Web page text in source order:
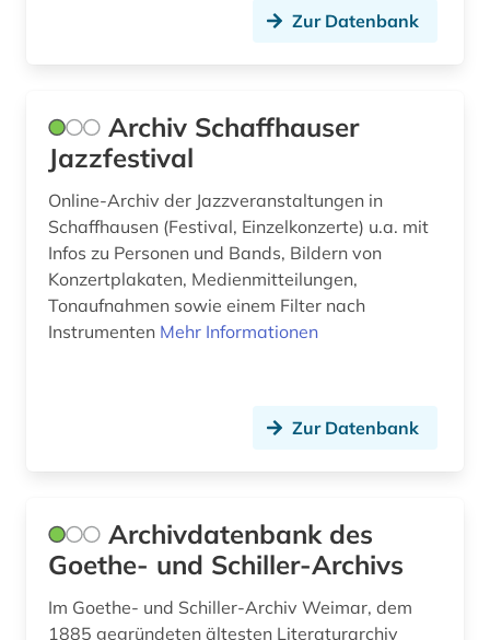
gesellschaft der musikfreunde in wien (1)
graphik (1)
gregorianischer gesang (2)
griechenland (1)
großbritannien (8)
handschrift (1)
harmonie (musik) (1)
Zur Datenbank
Archiv Schaffhauser
Jazzfestival
Online-Archiv der Jazzveranstaltungen in
Schaffhausen (Festival, Einzelkonzerte) u.a. mit
Infos zu Personen und Bands, Bildern von
Konzertplakaten, Medienmitteilungen,
Tonaufnahmen sowie einem Filter nach
Instrumenten Mehr Informationen
Zur Datenbank
Archivdatenbank des
Goethe- und Schiller-Archivs
Im Goethe- und Schiller-Archiv Weimar, dem
1885 gegründeten ältesten Literaturarchiv